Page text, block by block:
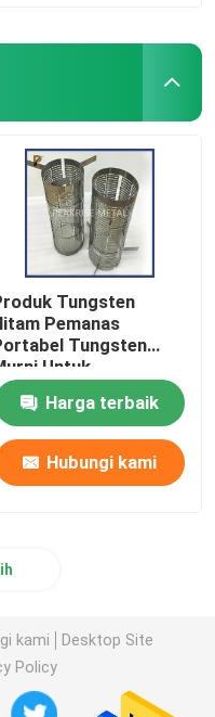
Tungsten
Pemanas
Tungsten
Untuk
Vakum
Tinggi Tungsten
Rod Heaterfurnace
Harga terbaik
Hubungi kami
kami
Desktop Site
Policy